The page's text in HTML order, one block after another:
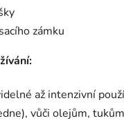
zámku
až intenzivní
vůči olejům,